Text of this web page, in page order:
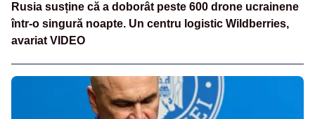
Rusia susține că a doborât peste 600 drone ucrainene
într-o singură noapte. Un centru logistic Wildberries,
avariat VIDEO